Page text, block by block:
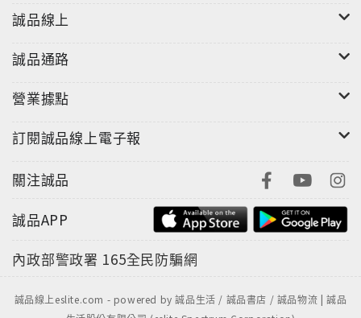
誠品線上
誠品通路
營業據點
訂閱誠品線上電子報
關注誠品
誠品APP
內政部警政署 165全民防騙網
誠品線上eslite.com - powered by 誠品生活 / 誠品書店 / 誠品物流 | 誠品